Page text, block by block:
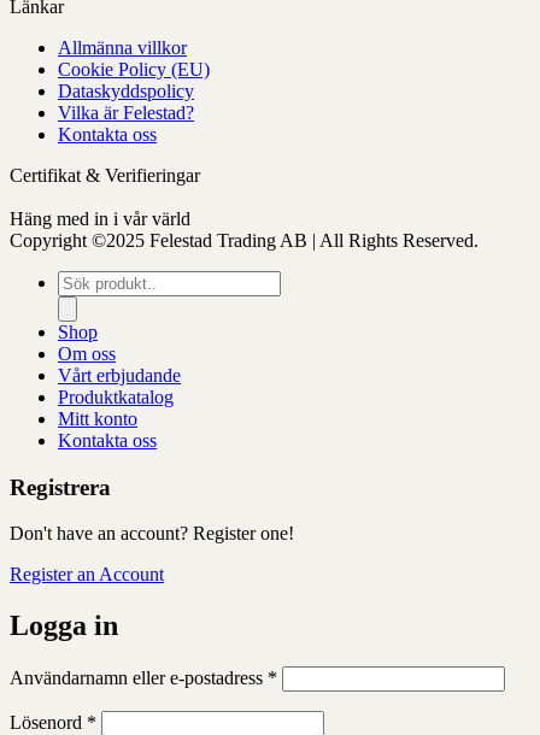
Länkar
Allmänna villkor
Cookie Policy (EU)
Dataskyddspolicy
Vilka är Felestad?
Kontakta oss
Certifikat & Verifieringar
Häng med in i vår värld
Copyright ©2025 Felestad Trading AB | All Rights Reserved.
Produktsökning
Shop
Om oss
Vårt erbjudande
Produktkatalog
Mitt konto
Kontakta oss
Registrera
Don't have an account? Register one!
Register an Account
Logga in
Användarnamn eller e-postadress *
Lösenord *